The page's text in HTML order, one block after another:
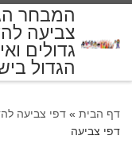
המבחר
צביעה
גדולים
הגדול
דף הבית » דפי צביעה
דפי צביעה